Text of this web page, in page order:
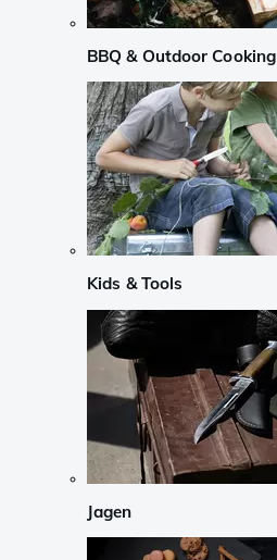
BBQ & Outdoor Cooking
Kids & Tools
Jagen